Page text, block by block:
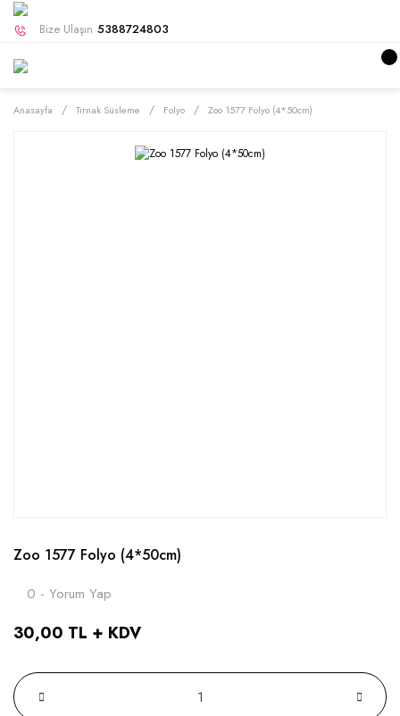
Bize Ulaşın 5388724803
Anasayfa Tırnak Süsleme Folyo Zoo 1577 Folyo (4*50cm)
Zoo 1577 Folyo (4*50cm)
0 - Yorum Yap
30,00 TL + KDV